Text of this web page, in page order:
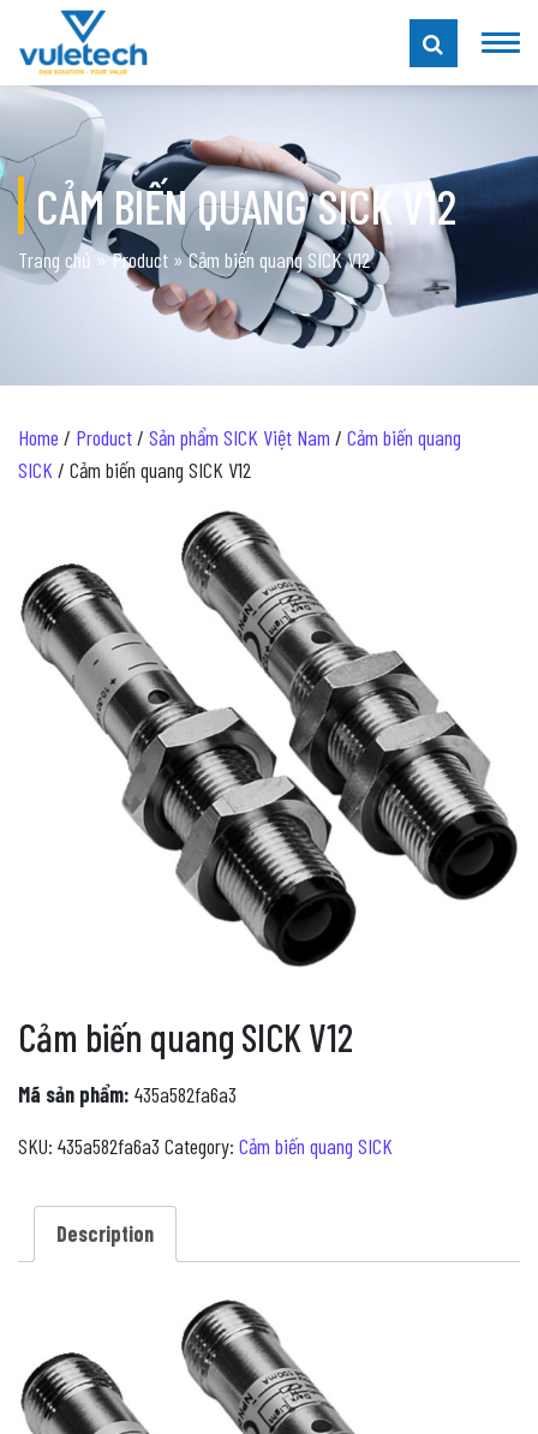
CẢM BIẾN QUANG SICK V12
Trang chủ »Product »Cảm biến quang SICK V12
Home / Product/ Sản phẩm SICK Việt Nam / Cảm biến quang
SICK / Cảm biến quang SICK V12
Cảm biến quang SICK V12
Mã sản phẩm: 435a582fa6a3
SKU: 435a582fa6a3 Category: Cảm biến quang SICK
Description